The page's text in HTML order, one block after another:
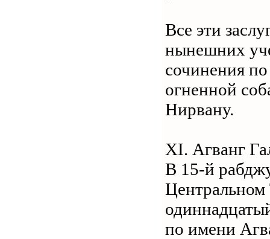
Все эти
нынешних
сочинения
огненной
Нирвану.
XI. Агванг
В 15-й
Центральном
по имени